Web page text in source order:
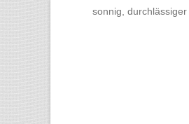
sonnig, durchlässiger